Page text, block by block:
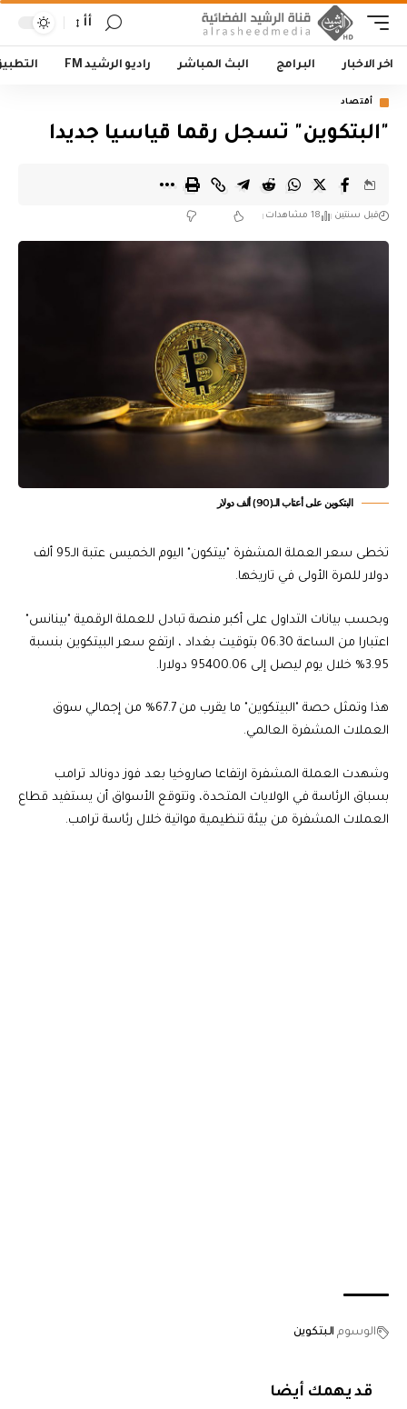
أأ
اخر الاخبار البرامج البث المباشر راديو الرشيد FM
أقتصاد
"البتكوين" تسجل رقما قياسيا جديدا
قبل سنتين 18 مشاهدات
البتكوين على أعتاب الـ(90) ألف دولار
تخطى سعر العملة المشفرة "بيتكون" اليوم الخميس عتبة الـ95 ألف
دولار للمرة الأولى في تاريخها.
وبحسب بيانات التداول على أكبر منصة تبادل للعملة الرقمية "بينانس"
اعتبارا من الساعة 06.30 بتوقيت بغداد ، ارتفع سعر البيتكوين بنسبة
3.95% خلال يوم ليصل إلى 95400.06 دولارا.
هذا وتمثل حصة "البيتكوين" ما يقرب من 67.7% من إجمالي سوق
العملات المشفرة العالمي.
وشهدت العملة المشفرة ارتفاعا صاروخيا بعد فوز دونالد ترامب
بسباق الرئاسة في الولايات المتحدة، وتتوقع الأسواق أن يستفيد قطاع
العملات المشفرة من بيئة تنظيمية مواتية خلال رئاسة ترامب.
الوسوم البتكوين
قد يهمك أيضا